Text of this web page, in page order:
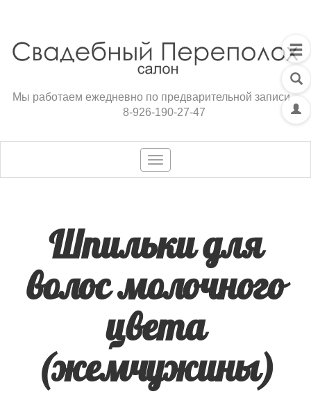
Мы работаем ежедневно по предварительной записи
8-926-190-27-47
Toggle
navigation
Шпильки для
волос молочного
цвета
(жемчужины)